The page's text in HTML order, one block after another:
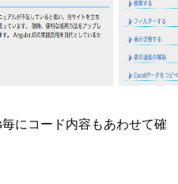
にコード内容もあわせて確